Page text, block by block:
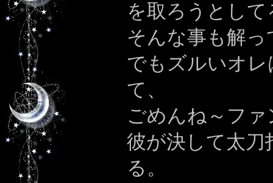
を取ろうとし
そんな事も解っ
でもズルいオ
て、
ごめんね～フ
彼が決して太刀
る。